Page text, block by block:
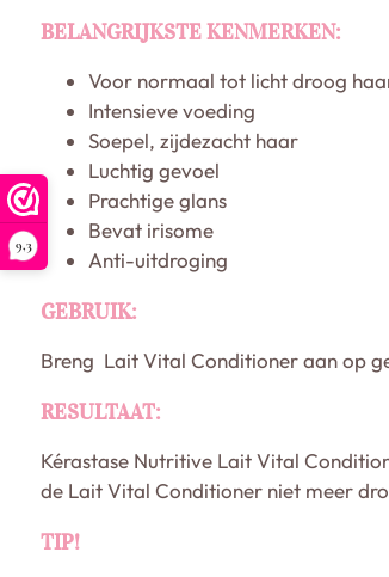
9,3
BELANGRIJKSTE KENMERKEN:
Voor normaal tot licht droog
Intensieve voeding
Soepel, zijdezacht haar
Luchtig gevoel
Prachtige glans
Bevat irisome
Anti-uitdroging
GEBRUIK:
Breng Lait Vital Conditioner aan op
RESULTAAT:
Kérastase Nutritive Lait Vital
de Lait Vital Conditioner niet meer
TIP!